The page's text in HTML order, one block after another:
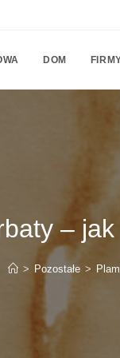
DOM
–
> Pozostałe >